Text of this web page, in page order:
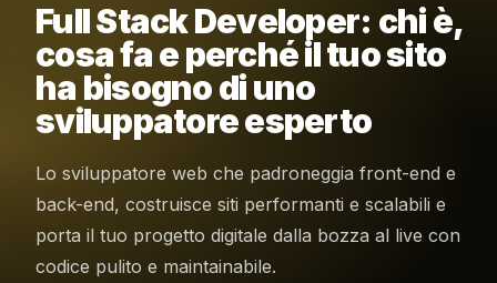
Full Stack Developer: chi è,
cosa fa e perché il tuo sito
ha bisogno di uno
sviluppatore esperto
Lo sviluppatore web che padroneggia front-end e
back-end, costruisce siti performanti e scalabili e
porta il tuo progetto digitale dalla bozza al live con
codice pulito e maintainabile.